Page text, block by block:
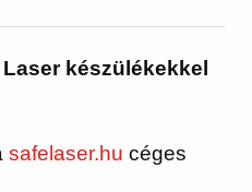
készülékekkel
safelaser.hu céges